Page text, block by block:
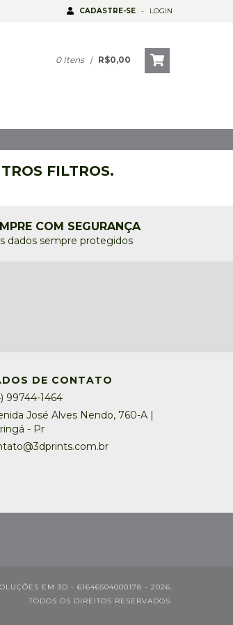
CADASTRE-SE - LOGIN
0 Itens | R$0,00
FILTROS.
COM SEGURANÇA
dados sempre protegidos
DE CONTATO
99744-1464
José Alves Nendo, 760-A |
- Pr
EM 3D - 61646504000178 - 2026.
TODOS OS DIREITOS RESERVADOS.